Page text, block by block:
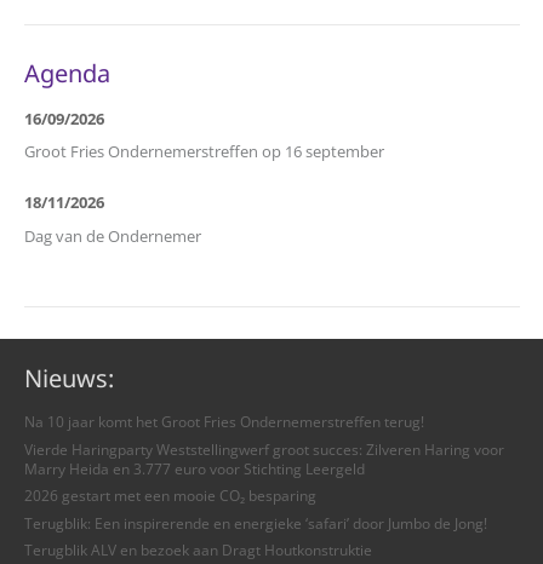
Agenda
16/09/2026
Groot Fries Ondernemerstreffen op 16 september
18/11/2026
Dag van de Ondernemer
Nieuws:
Na 10 jaar komt het Groot Fries Ondernemerstreffen terug!
Vierde Haringparty Weststellingwerf groot succes: Zilveren Haring voor
Marry Heida en 3.777 euro voor Stichting Leergeld
2026 gestart met een mooie CO₂ besparing
Terugblik: Een inspirerende en energieke ‘safari’ door Jumbo de Jong!
Terugblik ALV en bezoek aan Dragt Houtkonstruktie